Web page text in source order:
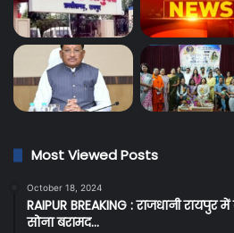
Most Viewed Posts
October 18, 2024
RAIPUR BREAKING : राजधानी
सोना बरामद…